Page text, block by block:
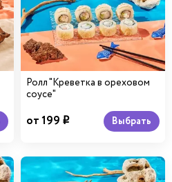
Ролл "Креветка в ореховом
соусе"
от 199 i Выбрать